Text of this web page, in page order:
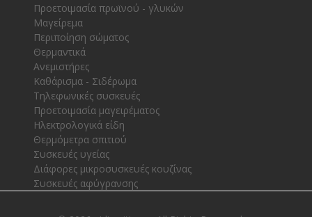
Προετοιμασία πρωϊνού - γλυκών
Μαγείρεμα
Περιποίηση σώματος
Θερμαντικά
Ανεμιστήρες
Καθάρισμα - Σιδέρωμα
Τηλεφωνικές συσκευές
Προετοιμασία μαγειρέματος
Ηλεκτρολογικά είδη
Θερμόμετρα σπιτιού
Συσκευές υγείας
Διάφορες μικροσυσκευές κουζίνας
Συσκευές αφύγρανσης